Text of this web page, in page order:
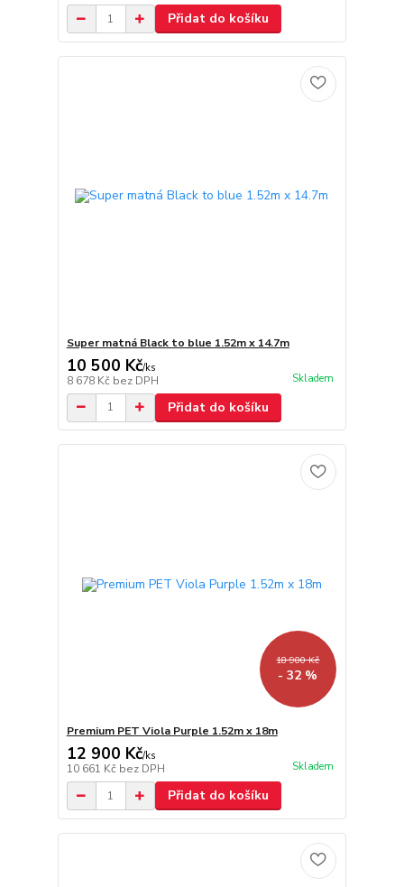
Přidat do košíku
Super matná Black to blue 1.52m x 14.7m
10 500 Kč/ks
8 678 Kč bez DPH Skladem
Přidat do košíku
18 900 Kč
- 32 %
Premium PET Viola Purple 1.52m x 18m
12 900 Kč/ks
10 661 Kč bez DPH Skladem
Přidat do košíku